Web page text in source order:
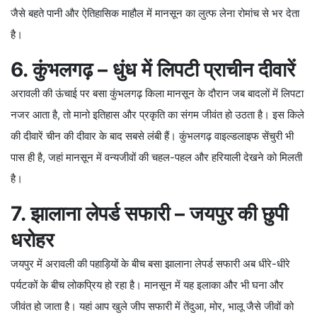
जैसे बहते पानी और ऐतिहासिक माहौल में मानसून का लुत्फ लेना रोमांच से भर देता
है।
6. कुंभलगढ़ – धुंध में लिपटी प्राचीन दीवारें
अरावली की ऊंचाई पर बसा कुंभलगढ़ किला मानसून के दौरान जब बादलों में लिपटा
नजर आता है, तो मानो इतिहास और प्रकृति का संगम जीवंत हो उठता है। इस किले
की दीवारें चीन की दीवार के बाद सबसे लंबी हैं। कुंभलगढ़ वाइल्डलाइफ सेंचुरी भी
पास ही है, जहां मानसून में वन्यजीवों की चहल-पहल और हरियाली देखने को मिलती
है।
7. झालाना लेपर्ड सफारी – जयपुर की छुपी
धरोहर
जयपुर में अरावली की पहाड़ियों के बीच बसा झालाना लेपर्ड सफारी अब धीरे-धीरे
पर्यटकों के बीच लोकप्रिय हो रहा है। मानसून में यह इलाका और भी घना और
जीवंत हो जाता है। यहां आप खुले जीप सफारी में तेंदुआ, मोर, भालू जैसे जीवों को